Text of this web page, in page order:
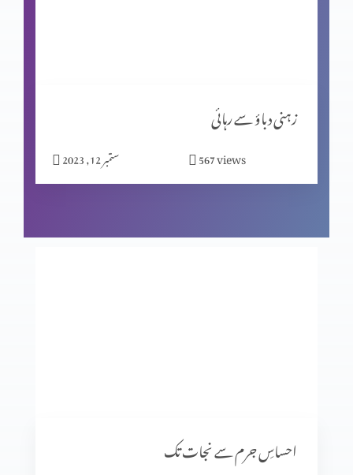
مسیحیت اور شاگردیت پارٹ 2
نیا سال کیوں مناتے ہیں؟
زہنی دباؤ سے رہائی
ستمبر 12, 2023 567views
احساسِ جرم سے نجات تک